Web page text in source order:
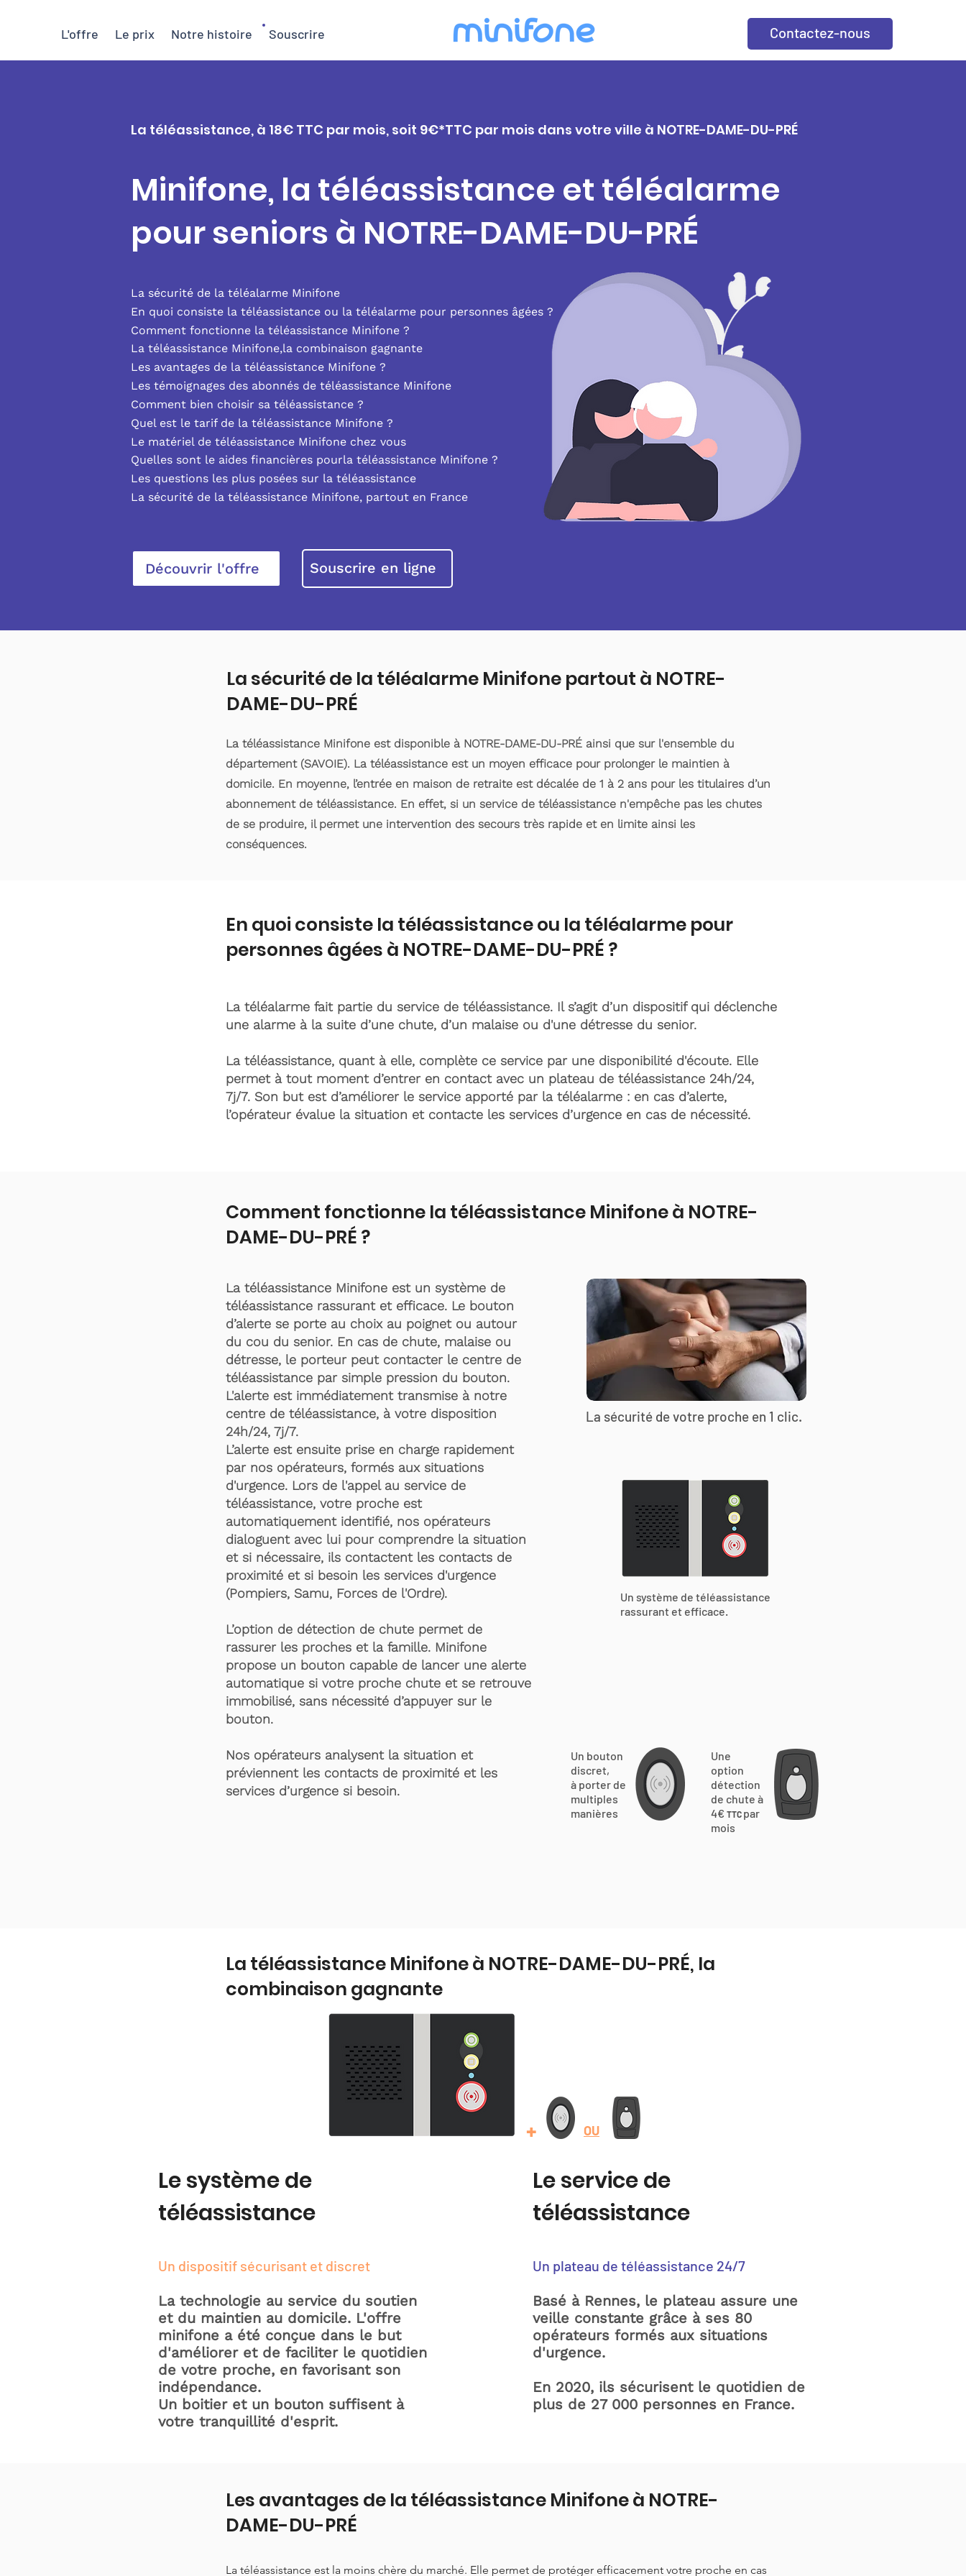
L'offre Le prix Notre histoire Souscrire Contactez-nous
La téléassistance, à 18€ TTC par mois, soit 9€*TTC par mois dans votre ville à NOTRE-DAME-DU-PRÉ
Minifone, la téléassistance et téléalarme
pour seniors à NOTRE-DAME-DU-PRÉ
La sécurité de la téléalarme Minifone
En quoi consiste la téléassistance ou la téléalarme pour personnes âgées ?
Comment fonctionne la téléassistance Minifone ?
La téléassistance Minifone,la combinaison gagnante
Les avantages de la téléassistance Minifone ?
Les témoignages des abonnés de téléassistance Minifone
Comment bien choisir sa téléassistance ?
Quel est le tarif de la téléassistance Minifone ?
Le matériel de téléassistance Minifone chez vous
Quelles sont le aides financières pourla téléassistance Minifone ?
Les questions les plus posées sur la téléassistance
La sécurité de la téléassistance Minifone, partout en France
Découvrir l'offre Souscrire en ligne
La sécurité de la téléalarme Minifone partout à NOTRE-
DAME-DU-PRÉ
La téléassistance Minifone est disponible à NOTRE-DAME-DU-PRÉ ainsi que sur l'ensemble du
département (SAVOIE). La téléassistance est un moyen efficace pour prolonger le maintien à
domicile. En moyenne, l’entrée en maison de retraite est décalée de 1 à 2 ans pour les titulaires d’un
abonnement de téléassistance. En effet, si un service de téléassistance n'empêche pas les chutes
de se produire, il permet une intervention des secours très rapide et en limite ainsi les
conséquences.
En quoi consiste la téléassistance ou la téléalarme pour
personnes âgées à NOTRE-DAME-DU-PRÉ ?
La téléalarme fait partie du service de téléassistance. Il s’agit d’un dispositif qui déclenche
une alarme à la suite d’une chute, d’un malaise ou d'une détresse du senior.
La téléassistance, quant à elle, complète ce service par une disponibilité d'écoute. Elle
permet à tout moment d’entrer en contact avec un plateau de téléassistance 24h/24,
7j/7. Son but est d’améliorer le service apporté par la téléalarme : en cas d’alerte,
l’opérateur évalue la situation et contacte les services d’urgence en cas de nécessité.
Comment fonctionne la téléassistance Minifone à NOTRE-
DAME-DU-PRÉ ?
La téléassistance Minifone est un système de
téléassistance rassurant et efficace. Le bouton
d’alerte se porte au choix au poignet ou autour
du cou du senior. En cas de chute, malaise ou
détresse, le porteur peut contacter le centre de
téléassistance par simple pression du bouton.
L'alerte est immédiatement transmise à notre
centre de téléassistance, à votre disposition
24h/24, 7j/7.
L’alerte est ensuite prise en charge rapidement
par nos opérateurs, formés aux situations
d'urgence. Lors de l'appel au service de
téléassistance, votre proche est
automatiquement identifié, nos opérateurs
dialoguent avec lui pour comprendre la situation
et si nécessaire, ils contactent les contacts de
proximité et si besoin les services d'urgence
(Pompiers, Samu, Forces de l'Ordre).
L’option de détection de chute permet de
rassurer les proches et la famille. Minifone
propose un bouton capable de lancer une alerte
automatique si votre proche chute et se retrouve
immobilisé, sans nécessité d’appuyer sur le
bouton.
Nos opérateurs analysent la situation et
préviennent les contacts de proximité et les
services d’urgence si besoin.
La sécurité de votre proche en 1 clic.
Un système de téléassistance
rassurant et efficace.
Un bouton
discret,
à porter de
multiples
manières
Une
option
détection
de chute à
4€ TTC par
mois
La téléassistance Minifone à NOTRE-DAME-DU-PRÉ, la
combinaison gagnante
Le système de
téléassistance
Un dispositif sécurisant et discret
La technologie au service du soutien
et du maintien au domicile. L'offre
minifone a été conçue dans le but
d'améliorer et de faciliter le quotidien
de votre proche, en favorisant son
indépendance.
Un boitier et un bouton suffisent à
votre tranquillité d'esprit.
+ OU
Le service de
téléassistance
Un plateau de téléassistance 24/7
Basé à Rennes, le plateau assure une
veille constante grâce à ses 80
opérateurs formés aux situations
d'urgence.
En 2020, ils sécurisent le quotidien de
plus de 27 000 personnes en France.
Les avantages de la téléassistance Minifone à NOTRE-
DAME-DU-PRÉ
La téléassistance est la moins chère du marché. Elle permet de protéger efficacement votre proche en cas